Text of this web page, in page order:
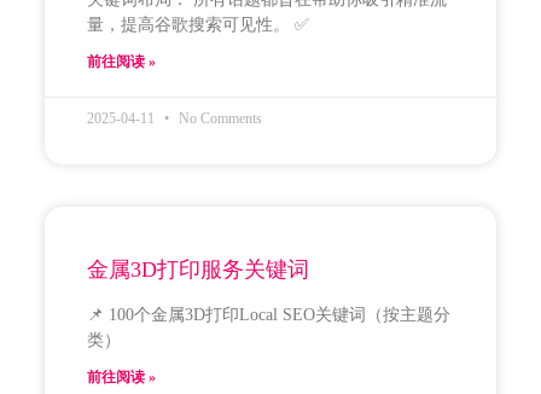
量，提高谷歌搜索可见性。 ✅
前往阅读 »
2025-04-11 No Comments
金属3D打印服务关键词
📌 100个金属3D打印Local SEO关键词（按主题分
类）
前往阅读 »